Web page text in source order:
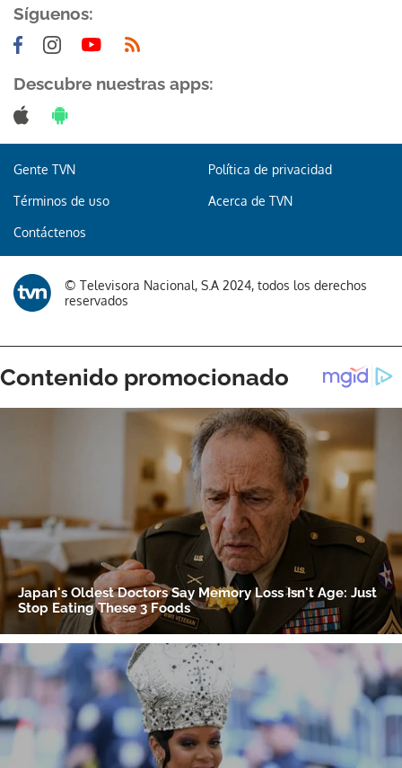
Síguenos:
Descubre nuestras apps:
Gente TVN Política de privacidad
Términos de uso Acerca de TVN
Contáctenos
© Televisora Nacional, S.A 2024, todos los derechos
reservados